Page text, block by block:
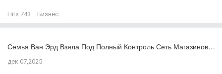
Hits:743 Бизнес
Семья Ван Эрд Взяла Под Полный Контроль Сеть Магазинов…
дек 07,2025